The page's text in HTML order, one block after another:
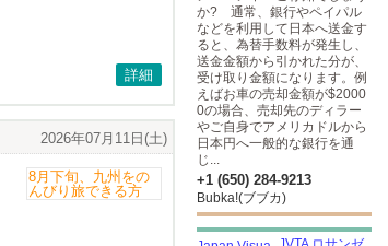
詳細
2026年07月11日(土)
か? 通常、銀行やペイパル
などを利用して日本へ送金す
ると、為替手数料が発生し、
送金金額から引かれた分が、
受け取り金額になります。例
えばお車の売却金額が$2000
0の場合、売却先のディラー
やご自身でアメリカドルから
日本円へ一般的な銀行を通
じ...
+1 (650) 284-9213
Bubka!(ブブカ)